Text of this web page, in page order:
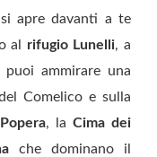
apre davanti a te
al rifugio Lunelli, a
ammirare una
Comelico e sulla
, la Cima dei
che dominano il